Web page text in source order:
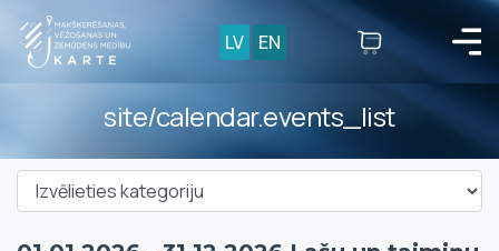
LV EN
site/calendar.events_list